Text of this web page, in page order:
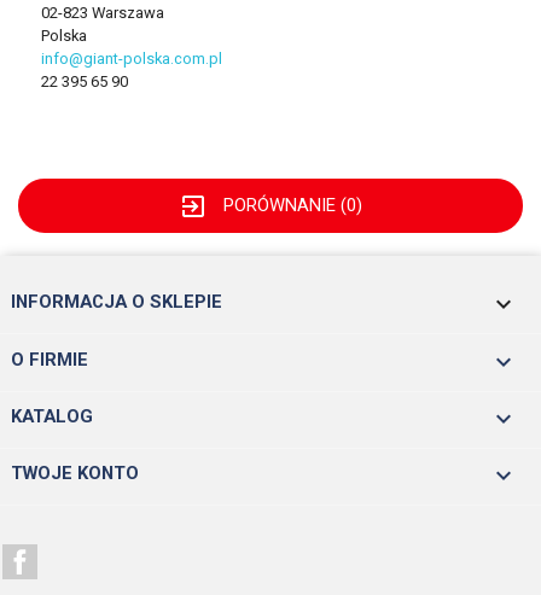
02-823 Warszawa
Polska
info@giant-polska.com.pl
22 395 65 90
exit_to_app PORÓWNANIE (0)
INFORMACJA O SKLEPIE keyboard_arrow_down
O FIRMIE 
KATALOG 
TWOJE KONTO 